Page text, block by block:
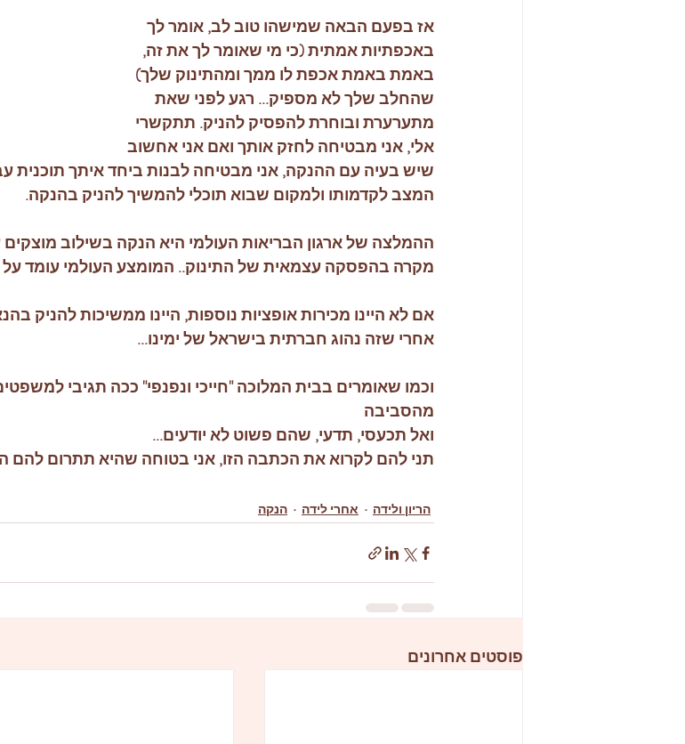
אז בפעם הבאה שמישהו טוב לב, אומר לך
באכפתיות אמתית (כי מי שאומר לך את זה,
באמת באמת אכפת לו ממך ומהתינוק שלך)
שהחלב שלך לא מספיק... רגע לפני שאת
מתערערת ובוחרת להפסיק להניק. תתקשרי
אלי, אני מבטיחה לחזק אותך ואם אני אחשוב
שיש בעיה עם ההנקה, אני מבטיחה לבנות ביחד איתך תוכנית
המצב לקדמותו ולמקום שבוא תוכלי להמשיך להניק בהנקה.
ההמלצה של ארגון הבריאות העולמי היא הנקה בשילוב מוצקים
מקרה בהפסקה עצמאית של התינוק.. המומצע העולמי עומד על גיל 3-4. כך
אם לא היינו מכירות אופציות נוספות, היינו ממשיכות להניק
אחרי שזה נהוג חברתית בישראל של ימינו...
וכמו שאומרים בבית המלוכה "חייכי ונפנפי" ככה תגיבי
מהסביבה
ואל תכעסי, תדעי, שהם פשוט לא יודעים...
תני להם לקרוא את הכתבה הזו, אני בטוחה שהיא תתרום להם
הריון ולידה אחרי לידה הנקה
פוסטים אחרונים